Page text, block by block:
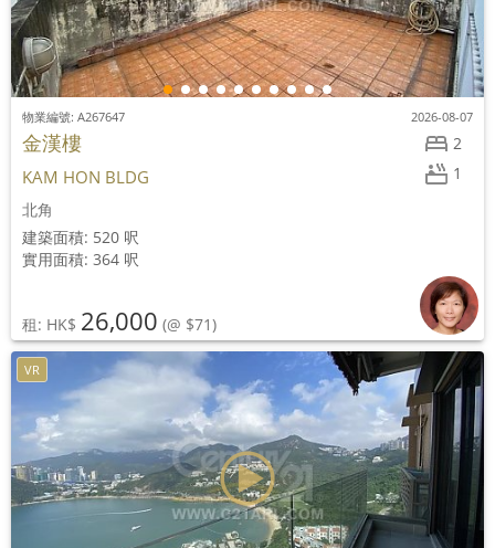
2
1
物業編號: A267647 2026-08-07
金漢樓
KAM HON BLDG
北角
建築面積: 520 呎
實用面積: 364 呎
租: HK$ 26,000 (@ $71)
VR